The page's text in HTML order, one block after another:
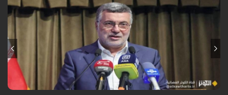
تُعدّ المراكز العلاجية في شيراز، بدعم من كفاءاتها المتخصّصة وتقنياتها
الحديثة، وجهةً للمرضى من داخل إيران وخارجها.